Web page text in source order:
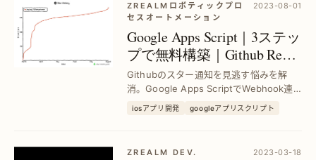
ZREALMロボティックプロ
セスオートメーション
2023-08-01
Google Apps Script｜3ステッ
プで無料構築｜Github Repo
Star通知をLine連携で実現
Githubのスター通知を見逃す悩みを解
消。Google Apps ScriptでWebhook連
携し、スター情報をLineに即時転送。設
定は3ステップで完了し、無料で運用可能
iosアプリ開発 googleアプリスクリプト
ZREALM DEV. 2023-03-18